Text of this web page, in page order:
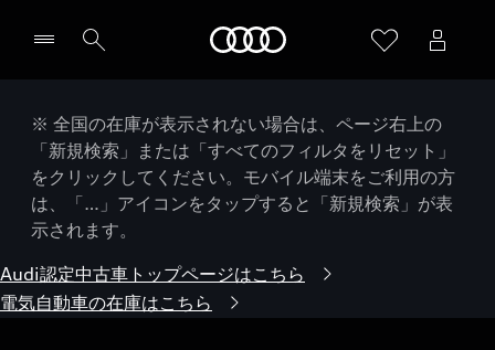
※ 全国の在庫が表示されない場合は、ページ右上の
「新規検索」または「すべてのフィルタをリセット」
をクリックしてください。モバイル端末をご利用の方
は、「…」アイコンをタップすると「新規検索」が表
示されます。
Audi認定中古車トップページはこちら
電気自動車の在庫はこちら